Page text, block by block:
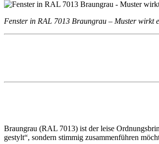
Fenster in RAL 7013 Braungrau – Muster wirkt
Braungrau (RAL 7013) ist der leise
gestylt“, sondern stimmig zusammenführen